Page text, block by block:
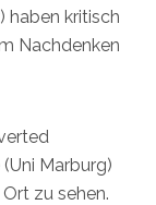
haben kritisch
Nachdenken
Marburg)
zu sehen.